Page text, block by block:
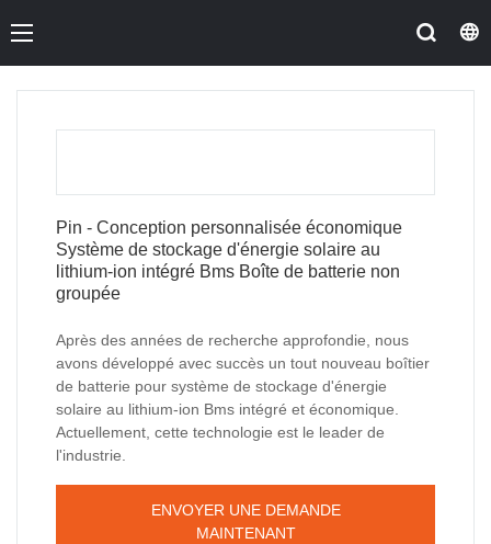
Pin - Conception personnalisée économique
Système de stockage d'énergie solaire au
lithium-ion intégré Bms Boîte de batterie non
groupée
Après des années de recherche approfondie, nous
avons développé avec succès un tout nouveau boîtier
de batterie pour système de stockage d'énergie
solaire au lithium-ion Bms intégré et économique.
Actuellement, cette technologie est le leader de
l'industrie.
ENVOYER UNE DEMANDE
MAINTENANT